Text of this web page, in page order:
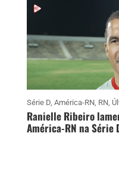
Série D, América-RN, RN,
Ranielle Ribeiro
América-RN na Série